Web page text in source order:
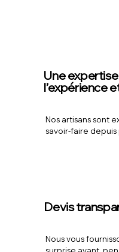
Une
l’expérience
Nos artisans sont
savoir-faire depuis
Devis
Nous vous
surprise avant,